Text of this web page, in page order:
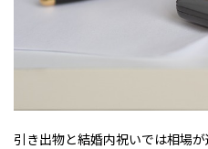
引き出物と結婚内祝いでは相場が